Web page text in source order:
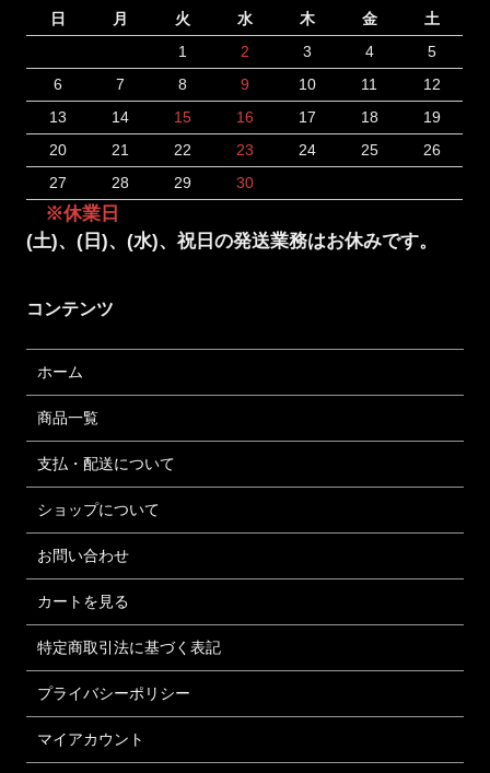
日 月 火 水 木 金
土
1
2 3 4
5
6
7 8 9 10 11
12
13
14 15 16 17 18
19
20
21 22 23 24 25
26
27
28 29 30
※休業日
(土)、(日)、(水)、祝日の発送業務はお休みです。
コンテンツ
ホーム
商品一覧
支払・配送について
ショップについて
お問い合わせ
カートを見る
特定商取引法に基づく表記
プライバシーポリシー
マイアカウント